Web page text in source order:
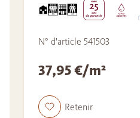
N° d'article 541503
37,95 €/m²
Retenir